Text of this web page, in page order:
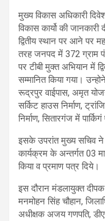
मुख्य विकास अधिकारी
विकास कार्यो की
द्वितीय स्थान पर आने पर
तरह जनपद में 372 ग्राम
पर टीबी मुक्त अभियान में
सम्मानित किया गया।
रूद्रपुर वाईपास, अमृत
सर्किट हाउस निर्माण,
निर्माण, सितारगंज में
इसके उपरांत मुख्य सचिव
कार्यक्रम के अन्तर्गत 03
किया व प्रमाण पत्र दिये।
इस दौरान मंडलायुक्त दीपक
मनमोहन सिंह चौहान,
अधीक्षक अजय गणपति,